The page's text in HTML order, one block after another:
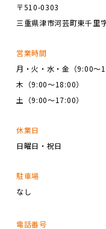
〒510-0303
三重県津市河芸町東千里
営業時間
月・火・水・金（9:00～
木（9:00～18:00）
土（9:00～17:00）
休業日
日曜日・祝日
駐車場
なし
電話番号